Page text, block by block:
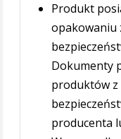
Produkt
opakowaniu
Dokumenty
produktów z
producenta